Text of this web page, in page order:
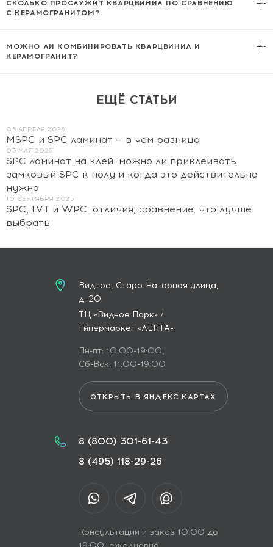
для пола, и для стен, легче обоих материалов. Кварцвинил не
раскалывается при падении предметов и не требует затирки швов.
СКОЛЬКО ПРОСЛУЖИТ КВАРЦВИНИЛ ПО СРАВНЕНИЮ
С КЕРАМОГРАНИТОМ?
проще и дешевле: не нужен демонтаж стяжки, замковое покрытие
снимается за пару часов.
МОЖНО ЛИ КОМБИНИРОВАТЬ КВАРЦВИНИЛ И
КЕРАМОГРАНИТ?
квартиры. Стык оформляется порожком или без него, если уровни
совпадают. Толщины подбирайте заранее.
ЕЩЁ СТАТЬИ
05 АПРЕЛЯ 2026
MSPC и SPC ламинат — в чём разница
05 МАЯ 2026
SPC ламинат на клей: можно ли приклеивать
замковый SPC к полу и когда это действительно
нужно
10 СЕНТЯБРЯ 2025
SPC, LVT и WPC: отличия, сравнение, что лучше
выбрать
Видное, Старо-Нагорная улица,
д. 20
ТЦ «Видное Парк» /
Гипермаркет «ЛЕНТА»
Пн-пт: 10:00-19:00,
Сб-Вск: 11:00-19:00
ОТКРЫТЬ В ЯНДЕКС.КАРТАХ
8 (800) 301-61-43
8 (495) 118-29-26
Консультации и заказ 10:00 до